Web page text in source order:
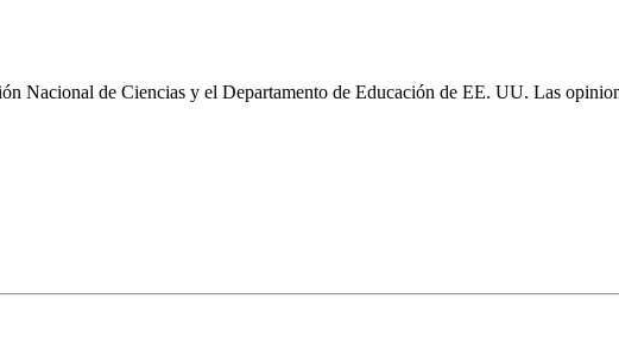
Nacional de Ciencias y el Departamento de Educación de EE. UU. Las